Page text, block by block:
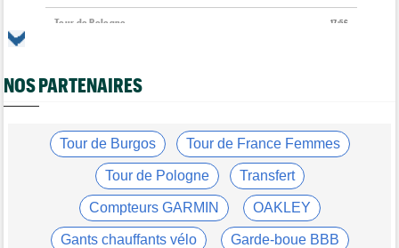
17:56
Tour de Pologne
Kasia Niewiadoma fait coup double sur la 7e étape
17:03
Média
L'abonnement à Cyclism'Actu sans pub ni pop up : 9,99€ pour 1
Média
Les vidéos cyclisme sont sur Dailymotion : Cyclism'Actu TV
NOS PARTENAIRES
Tour de Burgos Tour de France Femmes
Tour de Pologne Transfert
Compteurs GARMIN OAKLEY
Gants chauffants vélo Garde-boue BBB